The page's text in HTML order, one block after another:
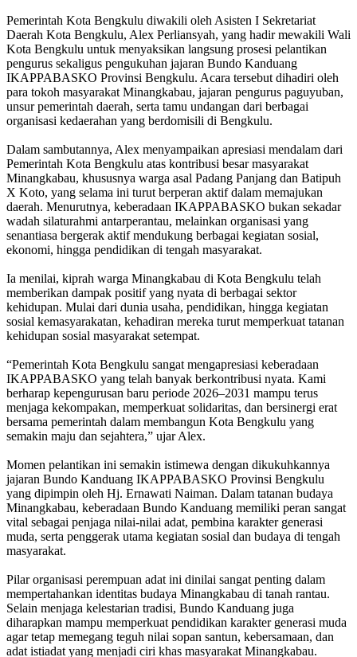
Pemerintah Kota Bengkulu diwakili oleh Asisten I Sekretariat
Daerah Kota Bengkulu, Alex Perliansyah, yang hadir mewakili Wali
Kota Bengkulu untuk menyaksikan langsung prosesi pelantikan
pengurus sekaligus pengukuhan jajaran Bundo Kanduang
IKAPPABASKO Provinsi Bengkulu. Acara tersebut dihadiri oleh
para tokoh masyarakat Minangkabau, jajaran pengurus paguyuban,
unsur pemerintah daerah, serta tamu undangan dari berbagai
organisasi kedaerahan yang berdomisili di Bengkulu.
Dalam sambutannya, Alex menyampaikan apresiasi mendalam dari
Pemerintah Kota Bengkulu atas kontribusi besar masyarakat
Minangkabau, khususnya warga asal Padang Panjang dan Batipuh
X Koto, yang selama ini turut berperan aktif dalam memajukan
daerah. Menurutnya, keberadaan IKAPPABASKO bukan sekadar
wadah silaturahmi antarperantau, melainkan organisasi yang
senantiasa bergerak aktif mendukung berbagai kegiatan sosial,
ekonomi, hingga pendidikan di tengah masyarakat.
Ia menilai, kiprah warga Minangkabau di Kota Bengkulu telah
memberikan dampak positif yang nyata di berbagai sektor
kehidupan. Mulai dari dunia usaha, pendidikan, hingga kegiatan
sosial kemasyarakatan, kehadiran mereka turut memperkuat tatanan
kehidupan sosial masyarakat setempat.
“Pemerintah Kota Bengkulu sangat mengapresiasi keberadaan
IKAPPABASKO yang telah banyak berkontribusi nyata. Kami
berharap kepengurusan baru periode 2026–2031 mampu terus
menjaga kekompakan, memperkuat solidaritas, dan bersinergi erat
bersama pemerintah dalam membangun Kota Bengkulu yang
semakin maju dan sejahtera,” ujar Alex.
Momen pelantikan ini semakin istimewa dengan dikukuhkannya
jajaran Bundo Kanduang IKAPPABASKO Provinsi Bengkulu
yang dipimpin oleh Hj. Ernawati Naiman. Dalam tatanan budaya
Minangkabau, keberadaan Bundo Kanduang memiliki peran sangat
vital sebagai penjaga nilai-nilai adat, pembina karakter generasi
muda, serta penggerak utama kegiatan sosial dan budaya di tengah
masyarakat.
Pilar organisasi perempuan adat ini dinilai sangat penting dalam
mempertahankan identitas budaya Minangkabau di tanah rantau.
Selain menjaga kelestarian tradisi, Bundo Kanduang juga
diharapkan mampu memperkuat pendidikan karakter generasi muda
agar tetap memegang teguh nilai sopan santun, kebersamaan, dan
adat istiadat yang menjadi ciri khas masyarakat Minangkabau.